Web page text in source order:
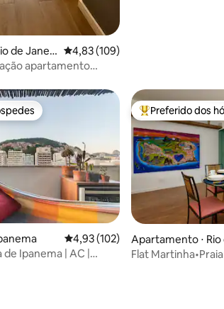
de Janeir 4,83 de uma avaliação média de
4,83 (109)
apartamento
239 avaliações
4,93 de uma avaliação média de
4,93 (102)
Ipanema | AC |
Entre os melhores
Preferido dos
Apartamento ⋅
Flat